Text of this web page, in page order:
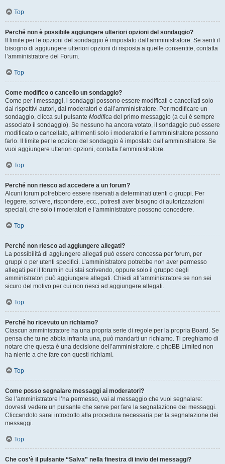
Top
Perché non è possibile aggiungere ulteriori opzioni del sondaggio?
Il limite per le opzioni del sondaggio è impostato dall’amministratore. Se senti il
bisogno di aggiungere ulteriori opzioni di risposta a quelle consentite, contatta
l’amministratore del Forum.
Top
Come modifico o cancello un sondaggio?
Come per i messaggi, i sondaggi possono essere modificati e cancellati solo
dai rispettivi autori, dai moderatori e dall’amministratore. Per modificare un
sondaggio, clicca sul pulsante Modifica del primo messaggio (a cui è sempre
associato il sondaggio). Se nessuno ha ancora votato, il sondaggio può essere
modificato o cancellato, altrimenti solo i moderatori e l’amministratore possono
farlo. Il limite per le opzioni del sondaggio è impostato dall’amministratore. Se
vuoi aggiungere ulteriori opzioni, contatta l’amministratore.
Top
Perché non riesco ad accedere a un forum?
Alcuni forum potrebbero essere riservati a determinati utenti o gruppi. Per
leggere, scrivere, rispondere, ecc., potresti aver bisogno di autorizzazioni
speciali, che solo i moderatori e l’amministratore possono concedere.
Top
Perché non riesco ad aggiungere allegati?
La possibilità di aggiungere allegati può essere concessa per forum, per
gruppi o per utenti specifici. L’amministratore potrebbe non aver permesso
allegati per il forum in cui stai scrivendo, oppure solo il gruppo degli
amministratori può aggiungere allegati. Chiedi all’amministratore se non sei
sicuro del motivo per cui non riesci ad aggiungere allegati.
Top
Perché ho ricevuto un richiamo?
Ciascun amministratore ha una propria serie di regole per la propria Board. Se
pensa che tu ne abbia infranta una, può mandarti un richiamo. Ti preghiamo di
notare che questa è una decisione dell’amministratore, e phpBB Limited non
ha niente a che fare con questi richiami.
Top
Come posso segnalare messaggi ai moderatori?
Se l’amministratore l’ha permesso, vai al messaggio che vuoi segnalare:
dovresti vedere un pulsante che serve per fare la segnalazione dei messaggi.
Cliccandolo sarai introdotto alla procedura necessaria per la segnalazione dei
messaggi.
Top
Che cos’è il pulsante “Salva” nella finestra di invio dei messaggi?